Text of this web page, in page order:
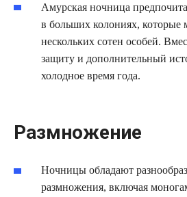
Амурская ночница
в больших колониях, которые
нескольких сотен особей.
защиту и дополнительный
холодное время года.
Размножение
Ночницы обладают
размножения, включая